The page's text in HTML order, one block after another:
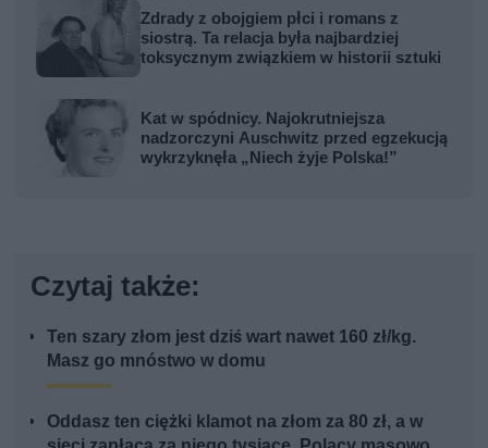
Zdrady z obojgiem płci i romans z
siostrą. Ta relacja była najbardziej
toksycznym związkiem w historii sztuki
Kat w spódnicy. Najokrutniejsza
nadzorczyni Auschwitz przed egzekucją
wykrzyknęła „Niech żyje Polska!”
Czytaj także:
Ten szary złom jest dziś wart nawet 160 zł/kg.
Masz go mnóstwo w domu
Oddasz ten ciężki klamot na złom za 80 zł, a w